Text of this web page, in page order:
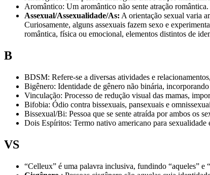
Aromântico: Um aromântico não sente atração
Assexual/Assexualidade/As: A orientação sexual varia
Curiosamente, alguns assexuais fazem sexo e
romântica, física ou emocional, elementos distintos de
B
BDSM: Refere-se a diversas atividades e
Bigênero: Identidade de gênero não binária,
Vinculação: Processo de redução visual das mamas,
Bifobia: Ódio contra bissexuais, pansexuais e
Bissexual/Bi: Pessoa que se sente atraída por ambos os
Dois Espíritos: Termo nativo americano para
VS
“Celleux” é uma palavra inclusiva, fundindo “aqueles” e